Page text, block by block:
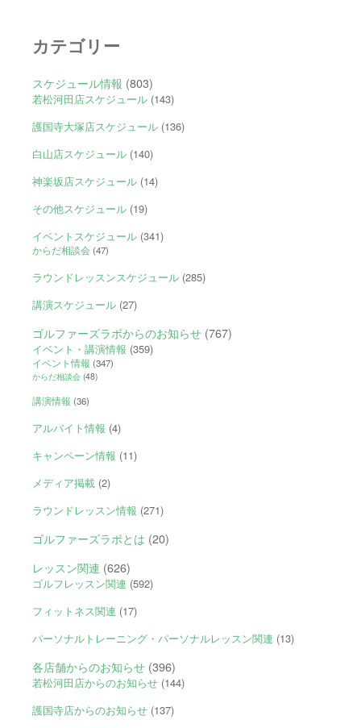
カテゴリー
スケジュール情報 (803)
若松河田店スケジュール(143)
護国寺大塚店スケジュール(136)
白山店スケジュール(140)
神楽坂店スケジュール(14)
その他スケジュール(19)
イベントスケジュール(341)
からだ相談会(47)
ラウンドレッスンスケジュール(285)
講演スケジュール(27)
ゴルファーズラボからのお知らせ(767)
イベント・講演情報 (359)
イベント情報 (347)
からだ相談会(48)
講演情報 (36)
アルバイト情報 (4)
キャンペーン情報 (11)
メディア掲載(2)
ラウンドレッスン情報 (271)
ゴルファーズラボとは (20)
レッスン関連 (626)
ゴルフレッスン関連 (592)
フィットネス関連 (17)
パーソナルトレーニング・パーソナルレッスン関連 (13)
各店舗からのお知らせ(396)
若松河田店からのお知らせ(144)
護国寺店からのお知らせ(137)